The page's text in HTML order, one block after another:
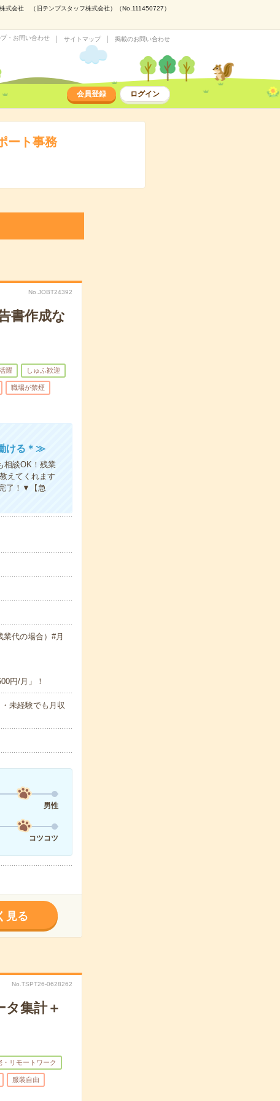
式会社 （旧テンプスタッフ株式会社）（No.111450727）
・お問い合わせ サイトマップ 掲載のお問い合わせ
会員登録 ログイン
ート事務
No.JOBT24392
書作成な
躍 しゅふ歓迎
職場が禁煙
ける＊≫
相談OK！残業
えてくれます
了！▼【急
代の場合）#月
円/月」！
未経験でも月収
男性
コツコツ
見る
No.TSPT26-0628262
タ集計＋
・リモートワーク
服装自由